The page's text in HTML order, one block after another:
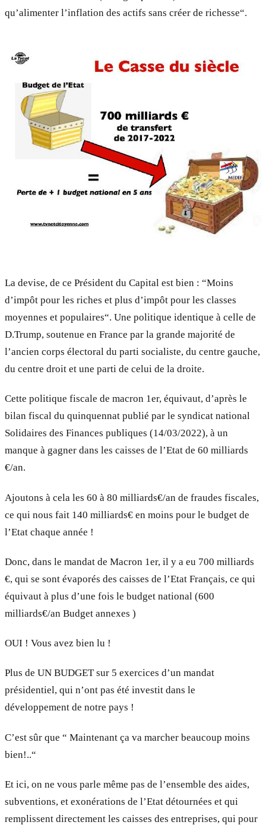
qu’alimenter l’inflation des actifs sans créer de richesse“.
La devise, de ce Président du Capital est bien : “Moins
d’impôt pour les riches et plus d’impôt pour les classes
moyennes et populaires“. Une politique identique à celle de
D.Trump, soutenue en France par la grande majorité de
l’ancien corps électoral du parti socialiste, du centre gauche,
du centre droit et une parti de celui de la droite.
Cette politique fiscale de macron 1er, équivaut, d’après le
bilan fiscal du quinquennat publié par le syndicat national
Solidaires des Finances publiques (14/03/2022), à un
manque à gagner dans les caisses de l’Etat de 60 milliards
€/an.
Ajoutons à cela les 60 à 80 milliards€/an de fraudes fiscales,
ce qui nous fait 140 milliards€ en moins pour le budget de
l’Etat chaque année !
Donc, dans le mandat de Macron 1er, il y a eu 700 milliards
€, qui se sont évaporés des caisses de l’Etat Français, ce qui
équivaut à plus d’une fois le budget national (600
milliards€/an Budget annexes )
OUI ! Vous avez bien lu !
Plus de UN BUDGET sur 5 exercices d’un mandat
présidentiel, qui n’ont pas été investit dans le
développement de notre pays !
C’est sûr que “ Maintenant ça va marcher beaucoup moins
bien!..“
Et ici, on ne vous parle même pas de l’ensemble des aides,
subventions, et exonérations de l’Etat détournées et qui
remplissent directement les caisses des entreprises, qui pour